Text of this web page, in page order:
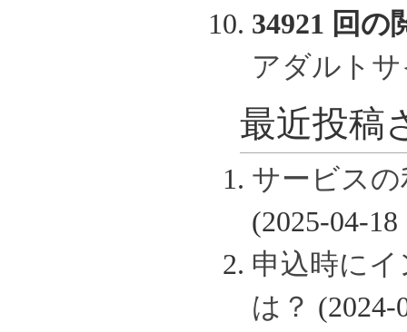
34921 回の
アダルト
最近投稿
サービス
(2025-04-18
申込時に
は？ (2024-